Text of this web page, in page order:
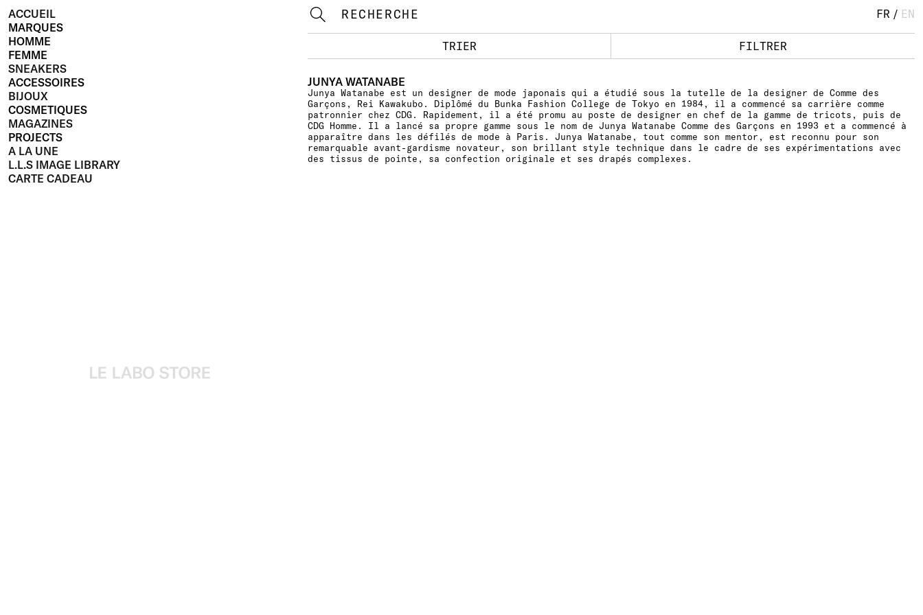
ACCUEIL
MARQUES
HOMME
FEMME
SNEAKERS
ACCESSOIRES
BIJOUX
COSMETIQUES
MAGAZINES
PROJECTS
A LA UNE
L.L.S IMAGE LIBRARY
CARTE CADEAU
RECHERCHE FR / EN
TRIER FILTRER
JUNYA WATANABE
Junya Watanabe est un designer de mode japonais qui a étudié sous la tutelle de la designer de Comme des
Garçons, Rei Kawakubo. Diplômé du Bunka Fashion College de Tokyo en 1984, il a commencé sa carrière comme
patronnier chez CDG. Rapidement, il a été promu au poste de designer en chef de la gamme de tricots, puis de
CDG Homme. Il a lancé sa propre gamme sous le nom de Junya Watanabe Comme des Garçons en 1993 et a commencé à
apparaître dans les défilés de mode à Paris. Junya Watanabe, tout comme son mentor, est reconnu pour son
remarquable avant-gardisme novateur, son brillant style technique dans le cadre de ses expérimentations avec
des tissus de pointe, sa confection originale et ses drapés complexes.